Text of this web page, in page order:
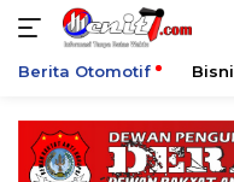
konten
Berita Otomotif